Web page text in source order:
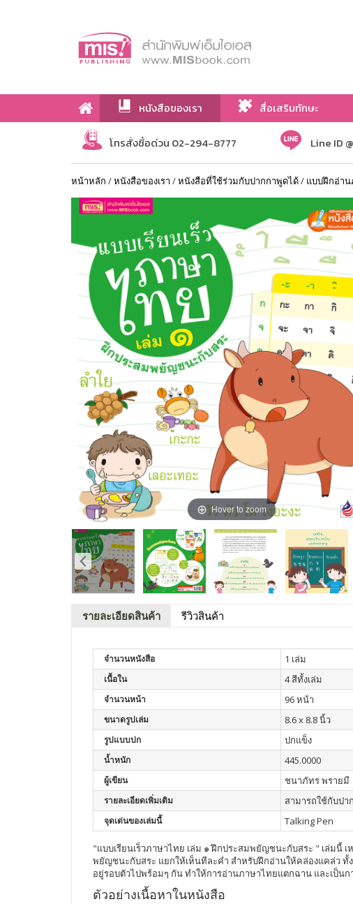
หนังสือของเรา สื่อเสริมทักษะ
เกี่ยวกับเรา
โทรสั่งซื้อด่วน 02-294-8777 Line ID
หน้าหลัก /หนังสือของเรา /หนังสือที่ใช้ร่วมกับปากกาพูดได้/ แบบฝึกอ่า
Hover to zoom
รายละเอียดสินค้า รีวิวสินค้า
จำนวนหนังสือ 1 เล่ม
เนื้อใน 4 สีทั้งเล่ม
จำนวนหน้า 96 หน้า
ขนาดรูปเล่ม 8.6 x 8.8 นิ้ว
รูปแบบปก ปกแข็ง
น้ำหนัก 445.0000
ผู้เขียน ชนาภัทร พรายมี
รายละเอียดเพิ่มเติม สามารถใช้กับปา
จุดเด่นของเล่มนี้ Talking Pen
"แบบเรียนเร็วภาษาไทย เล่ม ๑ ฝึกประสมพยัญชนะกับสระ " เล่มนี้
พยัญชนะกับสระ แยกให้เห็นทีละคำ สำหรับฝึกอ่านให้คล่องแคล่ว ทั้
อยู่รอบตัวไปพร้อมๆ กัน ทำให้การอ่านภาษาไทยแตกฉาน และเป็น
ตัวอย่างเนื้อหาในหนังสือ